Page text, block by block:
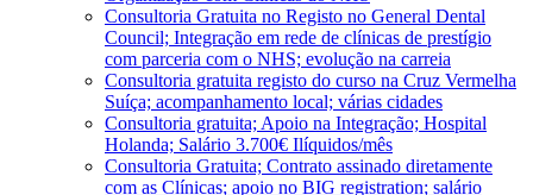
Consultoria Gratuita no Registo no General Dental
Council; Integração em rede de clínicas de prestígio
com parceria com o NHS; evolução na carreia
Consultoria gratuita registo do curso na Cruz Vermelha
Suíça; acompanhamento local; várias cidades
Consultoria gratuita; Apoio na Integração; Hospital
Holanda; Salário 3.700€ Ilíquidos/mês
Consultoria Gratuita; Contrato assinado diretamente
com as Clínicas; apoio no BIG registration; salário